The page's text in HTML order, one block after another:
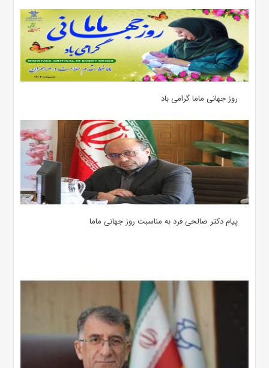
روز جهانی ماما گرامی باد
پیام دکتر صالحی فرد به مناسبت روز جهانی ماما